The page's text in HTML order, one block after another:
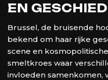
EN
Brussel, de bruisende
bekend om haar rijke
scene en
smeltkroes waar
invloeden samenkomen,